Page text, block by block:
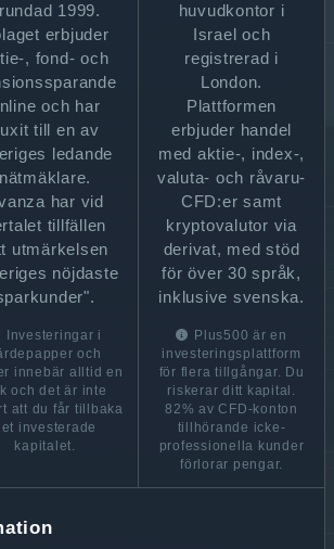
1999.
erbjuder
, fond- och
och har
till en av
ledande
nätmäklare.
har vid
tillfällen
utmärkelsen
nöjdaste
Investeringar i
och
innebär alltid en
och det är inte
att du får tillbaka
investerade
kapitalet.
huvudkontor i
Israel och
registrerad i
London.
Plattformen
erbjuder handel
med aktie-, index-,
valuta- och råvaru-
CFD:er samt
kryptovalutor via
derivat, med stöd
för över 30 språk,
inklusive svenska.
Plus500 är en
investeringsplattform
för flera tillgångar. Du
riskerar ditt kapital.
82% av CFD-konton
tillhörande icke-
professionella kunder
förlorar pengar.